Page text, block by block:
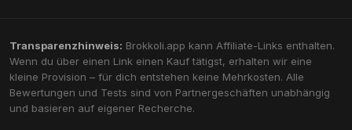
Transparenzhinweis: Brokkoli.app kann Affiliate-Links enthalten.
Wenn du über einen Link einen Kauf tätigst, erhalten wir eine
kleine Provision – für dich entstehen keine Mehrkosten. Alle
Bewertungen und Tests sind von Partnergeschäften unabhängig
und basieren auf eigener Recherche.